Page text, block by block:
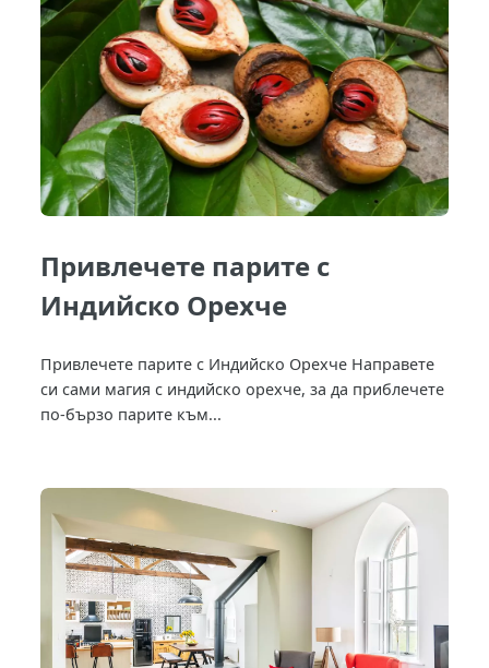
Привлечете парите с
Индийско Орехче
Привлечете парите с Индийско Орехче Направете
си сами магия с индийско орехче, за да приблечете
по-бързо парите към...